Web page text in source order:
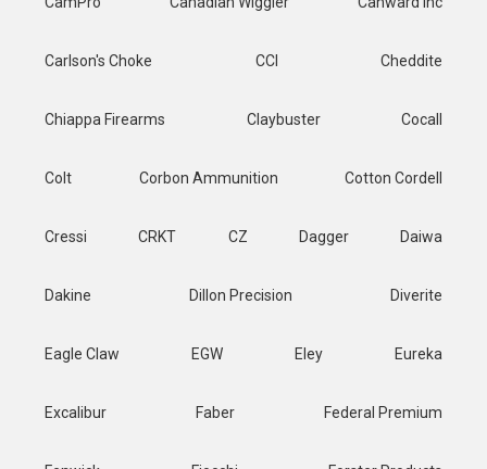
Carlson's Choke CCI Cheddite
Chiappa Firearms Claybuster Cocall
Colt Corbon Ammunition Cotton Cordell
Cressi CRKT CZ Dagger Daiwa
Dakine Dillon Precision Diverite
Eagle Claw EGW Eley Eureka
Excalibur Faber Federal Premium